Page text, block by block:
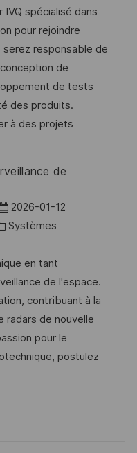
e
d
’
a
f
f
i
a
o
IVQ spécialisé dans
pour rejoindre
serez responsable de
de
de tests
des produits.
à des projets
de
2026-01-12
Systèmes
en tant
de l'espace.
contribuant à la
radars de nouvelle
pour le
postulez